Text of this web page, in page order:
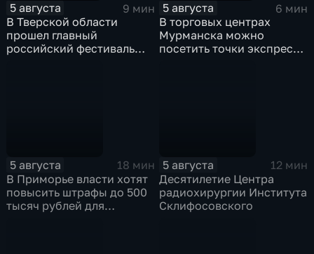
5 августа
9 мин
В Тверской области
прошел главный
российский фестиваль
5 августа
6 мин
В торговых центрах
Мурманска можно
посетить точки экспресс-
5 августа
18 мин
В Приморье власти хотят
повысить штрафы до 500
тысяч рублей для
5 августа
12 мин
Десятилетие Центра
радиохирургии Института
Склифосовского